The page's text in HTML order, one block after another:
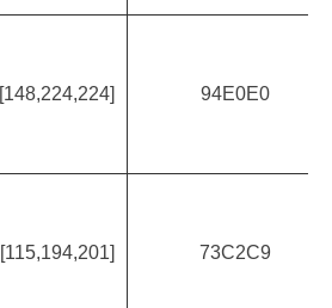
[148,224,224] 94E0E0
[115,194,201] 73C2C9